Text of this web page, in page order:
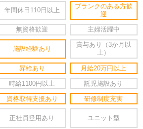
年間休日110日以上
ブランクのある方歓
迎
無資格歓迎 主婦活躍中
施設経験あり
賞与あり（3か月以
上）
昇給あり 月給20万円以上
時給1100円以上 託児施設あり
資格取得支援あり 研修制度充実
正社員登用あり ユニット型